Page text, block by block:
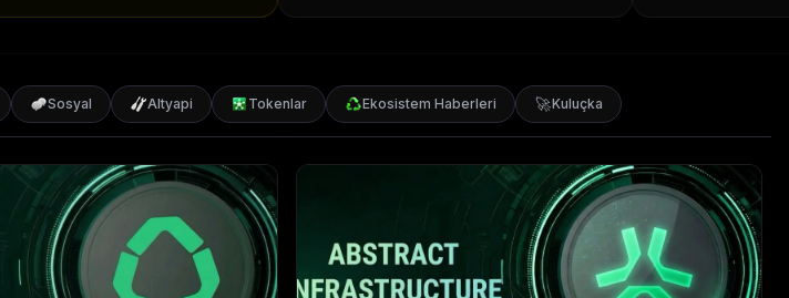
Sosyal Altyapi Tokenlar Ekosistem Haberleri 🚀Kuluçka